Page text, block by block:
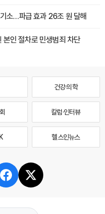
소…파급 효과 26조 원 달해
본인 절차로 민생범죄 차단
건강·의학
칼럼·인터뷰
헬스인뉴스